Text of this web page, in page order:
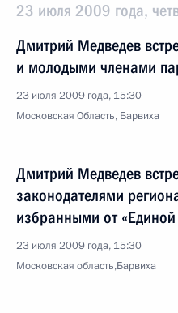
23 июля 2009 года,
Дмитрий Медведев
и молодыми членами
23 июля 2009 года, 15:30
Московская Область, Барвиха
Дмитрий Медведев
законодателями
избранными от «Единой
23 июля 2009 года, 15:30
Московская область,Барвиха